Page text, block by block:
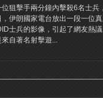
位狙擊手兩分鐘內擊殺6名士兵
，伊朗國家電台放出一段一位
士兵的影像，引起了網友熱
來自著名射擊遊...